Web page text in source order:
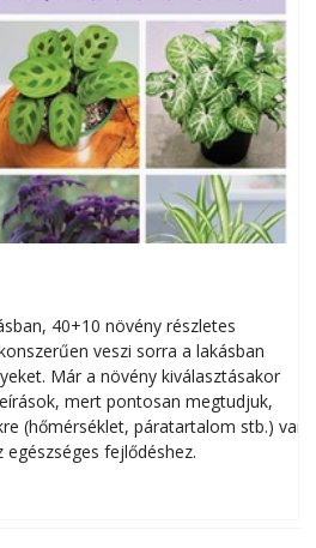
40+10 növény részletes
veszi sorra a lakásban
Már a növény kiválasztásakor
mert pontosan megtudjuk,
(hőmérséklet, páratartalom stb.) van
egészséges fejlődéshez.